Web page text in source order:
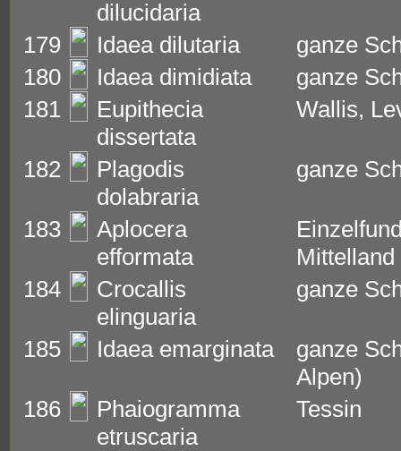
dilucidaria
179
Idaea dilutaria
ganze
180
Idaea dimidiata
ganze
181
Eupithecia
dissertata
Wallis,
182
Plagodis
dolabraria
ganze
183
Aplocera
efformata
Mittelland
184
Crocallis
elinguaria
ganze
185 Idaea emarginata
ganze
Alpen)
186
Phaiogramma
etruscaria
Tessin